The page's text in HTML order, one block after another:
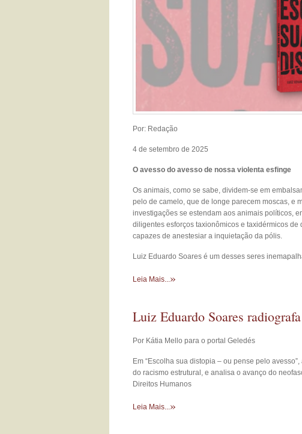
Por: Redação
4 de setembro de 2025
O avesso do avesso de nossa violenta esfinge
Os animais, como se sabe, dividem-se em
pelo de camelo, que de longe parecem moscas, e
investigações se estendam aos animais políticos,
diligentes esforços taxionômicos e taxidérmicos
capazes de anestesiar a inquietação da pólis.
Luiz Eduardo Soares é um desses seres
Leia Mais...»
Luiz Eduardo Soares
Por Kátia Mello para o portal Geledés
Em “Escolha sua distopia – ou pense pelo
do racismo estrutural, e analisa o avanço do
Direitos Humanos
Leia Mais...»